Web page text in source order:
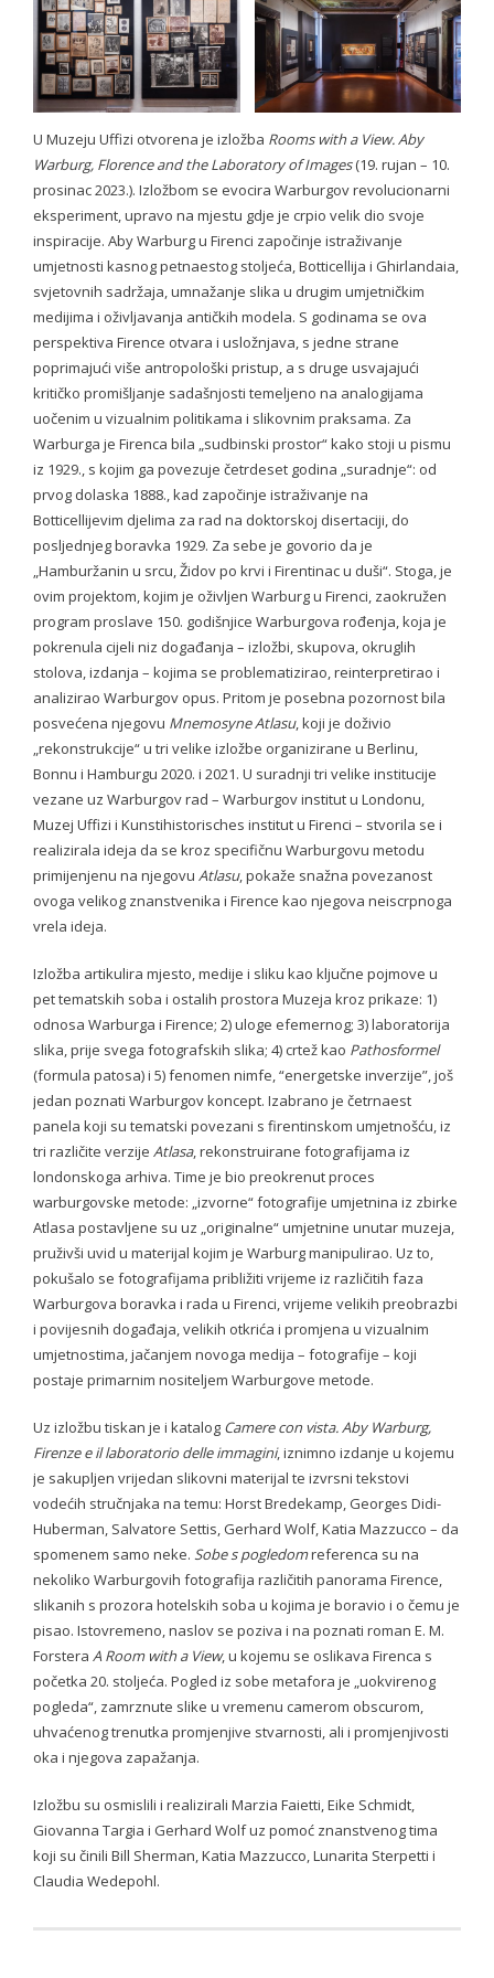
- - Program 2012
- - Gallery 2012
- Conference 2013
- - Organizers 2013
- - Participants 2013
- - Program 2013
- - Gallery 2013
- Conference 2014
- - Organizers 2014
- - Participants 2014
- - Program 2014
- - Gallery 2014
- Conference 2015
- - Organizers 2015
- - Participants 2015
- - Program 2015
- - Gallery 2015
- Conference 2016
- - Organizers 2016
- - Participants 2016
- - Program 2016
- - Gallery 2016
- Conference 2017
- - Organizers 2017
- - Participants 2017
- - Program 2017
- - Gallery 2017
- Conference 2018
- - Organizers 2018
- - Participants 2018
- - Gallery 2018
- Conference 2019
- - Organizers 2019
- - Participants 2019
- - Program 2019
- - Gallery 2019
- Conference 2020
- - Organizers 2020
- - Participants 2020
- - Program 2020
U Muzeju Uffizi otvorena je izložba Rooms with a View. Aby
Warburg, Florence and the Laboratory of Images(19. rujan – 10.
prosinac 2023.). Izložbom se evocira Warburgov revolucionarni
eksperiment, upravo na mjestu gdje je crpio velik dio svoje
inspiracije. Aby Warburg u Firenci započinje istraživanje
umjetnosti kasnog petnaestog stoljeća, Botticellija i Ghirlandaia,
svjetovnih sadržaja, umnažanje slika u drugim umjetničkim
medijima i oživljavanja antičkih modela. S godinama se ova
perspektiva Firence otvara i usložnjava, s jedne strane
poprimajući više antropološki pristup, a s druge usvajajući
kritičko promišljanje sadašnjosti temeljeno na analogijama
uočenim u vizualnim politikama i slikovnim praksama. Za
Warburga je Firenca bila „sudbinski prostor“ kako stoji u pismu
iz 1929., s kojim ga povezuje četrdeset godina „suradnje“: od
prvog dolaska 1888., kad započinje istraživanje na
Botticellijevim djelima za rad na doktorskoj disertaciji, do
posljednjeg boravka 1929. Za sebe je govorio da je
„Hamburžanin u srcu, Židov po krvi i Firentinac u duši“. Stoga, je
ovim projektom, kojim je oživljen Warburg u Firenci, zaokružen
program proslave 150. godišnjice Warburgova rođenja, koja je
pokrenula cijeli niz događanja – izložbi, skupova, okruglih
stolova, izdanja – kojima se problematizirao, reinterpretirao i
analizirao Warburgov opus. Pritom je posebna pozornost bila
posvećena njegovu Mnemosyne Atlasu, koji je doživio
„rekonstrukcije“ u tri velike izložbe organizirane u Berlinu,
Bonnu i Hamburgu 2020. i 2021. U suradnji tri velike institucije
vezane uz Warburgov rad – Warburgov institut u Londonu,
Muzej Uffizi i Kunstihistorisches institut u Firenci – stvorila se i
realizirala ideja da se kroz specifičnu Warburgovu metodu
primijenjenu na njegovu Atlasu, pokaže snažna povezanost
ovoga velikog znanstvenika i Firence kao njegova neiscrpnoga
vrela ideja.
Izložba artikulira mjesto, medije i sliku kao ključne pojmove u
pet tematskih soba i ostalih prostora Muzeja kroz prikaze: 1)
odnosa Warburga i Firence; 2) uloge efemernog; 3) laboratorija
slika, prije svega fotografskih slika; 4) crtež kao Pathosformel
(formula patosa) i 5) fenomen nimfe, “energetske inverzije”, još
jedan poznati Warburgov koncept. Izabrano je četrnaest
panela koji su tematski povezani s firentinskom umjetnošću, iz
tri različite verzije Atlasa, rekonstruirane fotografijama iz
londonskoga arhiva. Time je bio preokrenut proces
warburgovske metode: „izvorne“ fotografije umjetnina iz zbirke
Atlasa postavljene su uz „originalne“ umjetnine unutar muzeja,
pruživši uvid u materijal kojim je Warburg manipulirao. Uz to,
pokušalo se fotografijama približiti vrijeme iz različitih faza
Warburgova boravka i rada u Firenci, vrijeme velikih preobrazbi
i povijesnih događaja, velikih otkrića i promjena u vizualnim
umjetnostima, jačanjem novoga medija – fotografije – koji
postaje primarnim nositeljem Warburgove metode.
Uz izložbu tiskan je i katalog Camere con vista. Aby Warburg,
Firenze e il laboratorio delle immagini, iznimno izdanje u kojemu
je sakupljen vrijedan slikovni materijal te izvrsni tekstovi
vodećih stručnjaka na temu: Horst Bredekamp, Georges Didi-
Huberman, Salvatore Settis, Gerhard Wolf, Katia Mazzucco – da
spomenem samo neke. Sobe s pogledomreferenca su na
nekoliko Warburgovih fotografija različitih panorama Firence,
slikanih s prozora hotelskih soba u kojima je boravio i o čemu je
pisao. Istovremeno, naslov se poziva i na poznati roman E. M.
Forstera A Room with a View, u kojemu se oslikava Firenca s
početka 20. stoljeća. Pogled iz sobe metafora je „uokvirenog
pogleda“, zamrznute slike u vremenu camerom obscurom,
uhvaćenog trenutka promjenjive stvarnosti, ali i promjenjivosti
oka i njegova zapažanja.
Izložbu su osmislili i realizirali Marzia Faietti, Eike Schmidt,
Giovanna Targia i Gerhard Wolf uz pomoć znanstvenog tima
koji su činili Bill Sherman, Katia Mazzucco, Lunarita Sterpetti i
Claudia Wedepohl.